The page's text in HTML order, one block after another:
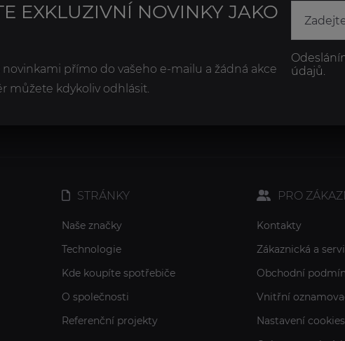
EXKLUZIVNÍ NOVINKY JAKO
novinkami přímo do vašeho e-mailu a žádná akce
můžete kdykoliv odhlásit.
údajů.
STRÁNKY
Naše značky
Technologie
Kde koupíte spotřebiče
O společnosti
Referenční projekty
PRO
Kontakty
Zákaznická a
Obchodní
Vnitřní
Nastavení cookies